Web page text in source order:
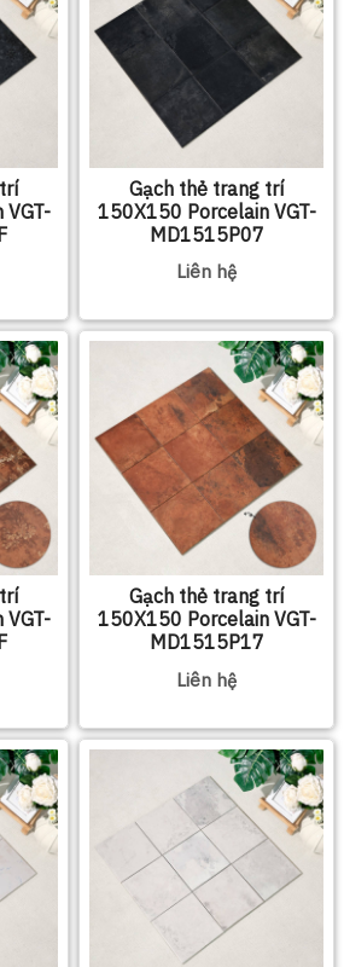
Gạch thẻ trang trí
150X150 Porcelain VGT-
MD1515P07
Liên hệ
Gạch thẻ trang trí
150X150 Porcelain VGT-
MD1515P17
Liên hệ